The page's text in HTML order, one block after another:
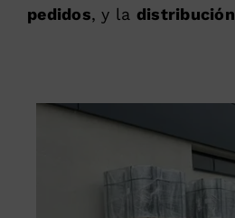
pedidos, y la distribución